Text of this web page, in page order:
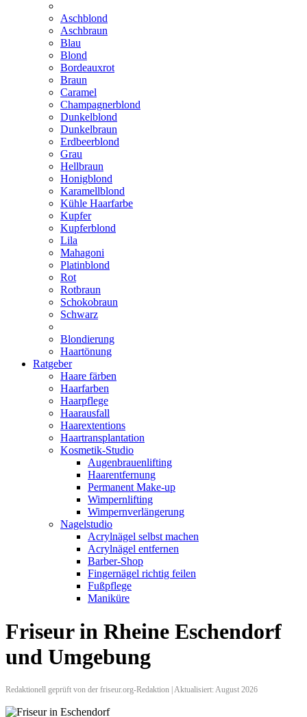
Aschblond
Aschbraun
Blau
Blond
Bordeauxrot
Braun
Caramel
Champagnerblond
Dunkelblond
Dunkelbraun
Erdbeerblond
Grau
Hellbraun
Honigblond
Karamellblond
Kühle Haarfarbe
Kupfer
Kupferblond
Lila
Mahagoni
Platinblond
Rot
Rotbraun
Schokobraun
Schwarz
Blondierung
Haartönung
Ratgeber
Haare färben
Haarfarben
Haarpflege
Haarausfall
Haarextentions
Haartransplantation
Kosmetik-Studio
Augenbrauenlifting
Haarentfernung
Permanent Make-up
Wimpernlifting
Wimpernverlängerung
Nagelstudio
Acrylnägel selbst machen
Acrylnägel entfernen
Barber-Shop
Fingernägel richtig feilen
Fußpflege
Maniküre
Friseur in Rheine Eschendorf
und Umgebung
Redaktionell geprüft von der friseur.org-Redaktion | Aktualisiert: August 2026